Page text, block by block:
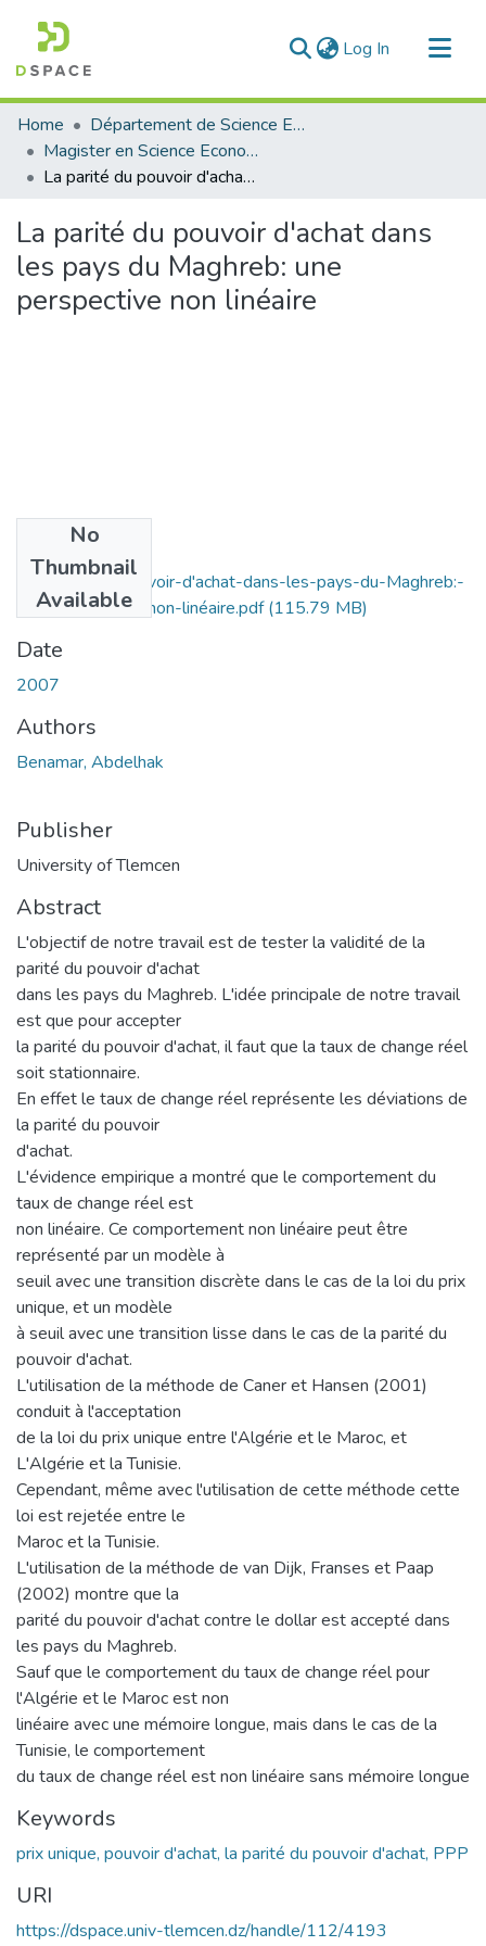
Log In (current)
Communities & Collections
All of DSpace
Statistics
Home
Département de Science Economique
Magister en Science Economique
La parité du pouvoir d'achat dans les pays du Maghreb: une perspective non linéaire
La parité du pouvoir d'achat dans
les pays du Maghreb: une
perspective non linéaire
No
Thumbnail
Available
La-parité-du-pouvoir-d'achat-dans-les-pays-du-Maghreb:-
une-perspective-non-linéaire.pdf(115.79 MB)
Date
2007
Authors
Benamar, Abdelhak
Publisher
University of Tlemcen
Abstract
L'objectif de notre travail est de tester la validité de la
parité du pouvoir d'achat
dans les pays du Maghreb. L'idée principale de notre travail
est que pour accepter
la parité du pouvoir d'achat, il faut que la taux de change réel
soit stationnaire.
En effet le taux de change réel représente les déviations de
la parité du pouvoir
d'achat.
L'évidence empirique a montré que le comportement du
taux de change réel est
non linéaire. Ce comportement non linéaire peut être
représenté par un modèle à
seuil avec une transition discrète dans le cas de la loi du prix
unique, et un modèle
à seuil avec une transition lisse dans le cas de la parité du
pouvoir d'achat.
L'utilisation de la méthode de Caner et Hansen (2001)
conduit à l'acceptation
de la loi du prix unique entre l'Algérie et le Maroc, et
L'Algérie et la Tunisie.
Cependant, même avec l'utilisation de cette méthode cette
loi est rejetée entre le
Maroc et la Tunisie.
L'utilisation de la méthode de van Dijk, Franses et Paap
(2002) montre que la
parité du pouvoir d'achat contre le dollar est accepté dans
les pays du Maghreb.
Sauf que le comportement du taux de change réel pour
l'Algérie et le Maroc est non
linéaire avec une mémoire longue, mais dans le cas de la
Tunisie, le comportement
du taux de change réel est non linéaire sans mémoire longue
Keywords
prix unique, pouvoir d'achat, la parité du pouvoir d'achat, PPP
URI
https://dspace.univ-tlemcen.dz/handle/112/4193